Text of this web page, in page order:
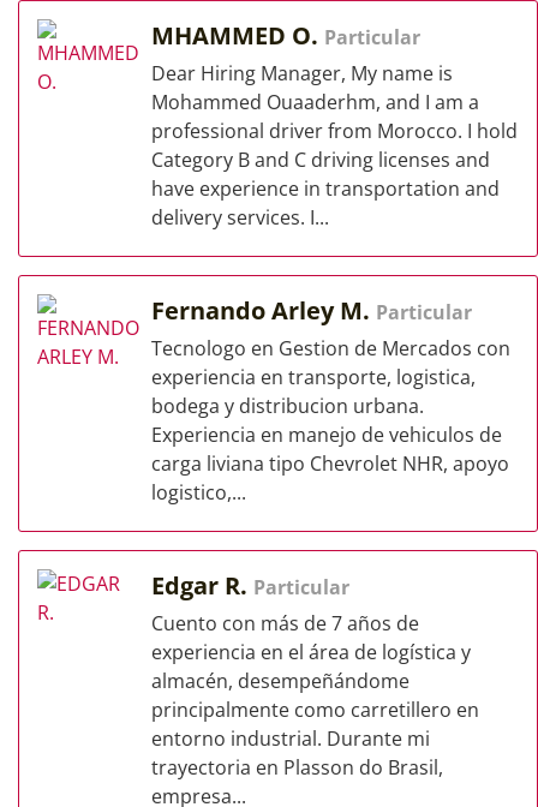
MHAMMED O. Particular
Dear Hiring Manager, My name is
Mohammed Ouaaderhm, and I am a
professional driver from Morocco. I hold
Category B and C driving licenses and
have experience in transportation and
delivery services. I...
Fernando Arley M. Particular
Tecnologo en Gestion de Mercados con
experiencia en transporte, logistica,
bodega y distribucion urbana.
Experiencia en manejo de vehiculos de
carga liviana tipo Chevrolet NHR, apoyo
logistico,...
Edgar R. Particular
Cuento con más de 7 años de
experiencia en el área de logística y
almacén, desempeñándome
principalmente como carretillero en
entorno industrial. Durante mi
trayectoria en Plasson do Brasil,
empresa...